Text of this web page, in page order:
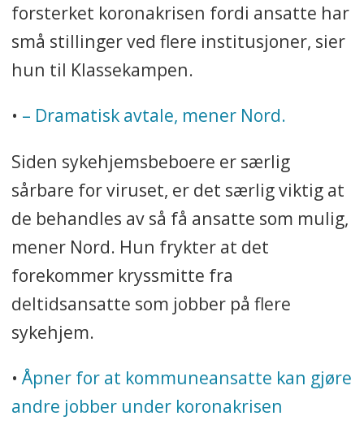
forsterket koronakrisen fordi ansatte har
små stillinger ved flere institusjoner, sier
hun til Klassekampen.
• – Dramatisk avtale, mener Nord.
Siden sykehjemsbeboere er særlig
sårbare for viruset, er det særlig viktig at
de behandles av så få ansatte som mulig,
mener Nord. Hun frykter at det
forekommer kryssmitte fra
deltidsansatte som jobber på flere
sykehjem.
• Åpner for at kommuneansatte kan gjøre
andre jobber under koronakrisen